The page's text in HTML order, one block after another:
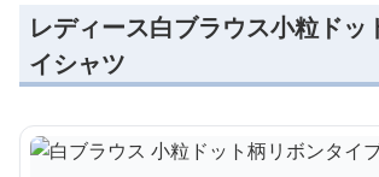
レディース白ブラウス小粒ドッ
イシャツ